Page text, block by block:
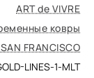
ART de VIVRE
ковры
SAN FRANCISCO
LINES-1-MLT